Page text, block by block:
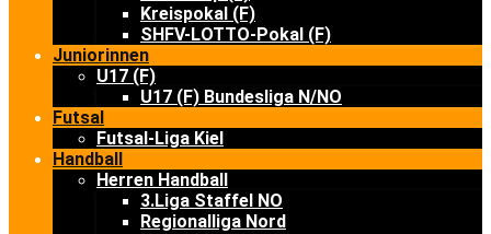
Kreispokal (F)
SHFV-LOTTO-Pokal (F)
Juniorinnen
U17 (F)
U17 (F) Bundesliga N/NO
Futsal
Futsal-Liga Kiel
Handball
Herren Handball
3.Liga Staffel NO
Regionalliga Nord